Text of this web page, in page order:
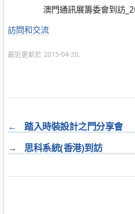
澳門通訊展籌委會到訪
分
訪問和交流
最近更新於 2015-04-20.
←
踏入時裝設計之門分享會
→
思科系統(香港)到訪